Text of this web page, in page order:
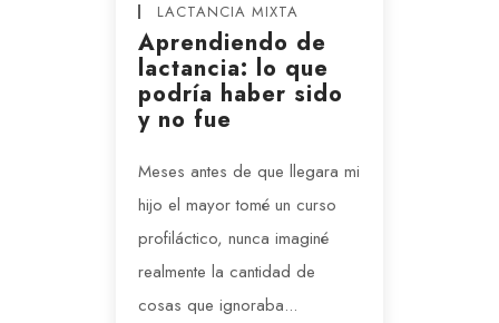
LACTANCIA MIXTA
Aprendiendo de
lactancia: lo que
podría haber sido
y no fue
Meses antes de que llegara mi
hijo el mayor tomé un curso
profiláctico, nunca imaginé
realmente la cantidad de
cosas que ignoraba...